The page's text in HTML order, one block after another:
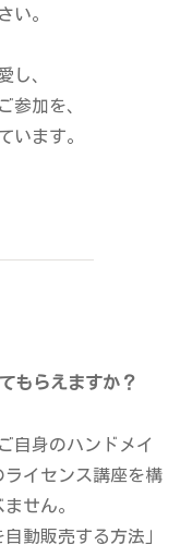
い。
し、
参加を、
います。
もらえますか？
自身のハンドメイ
ライセンス講座を構
せん。
動販売する方法」